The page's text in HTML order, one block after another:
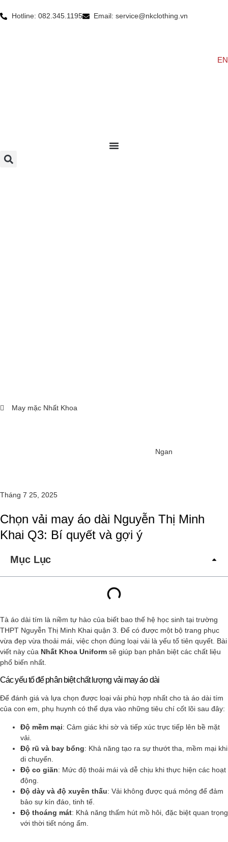
Hotline: 082.345.1195 Email: service@nkclothing.vn
EN
May mặc Nhất Khoa
Ngan
Tháng 7 25, 2025
Chọn vải may áo dài Nguyễn Thị Minh
Khai Q3: Bí quyết và gợi ý
Mục Lục
Tà áo dài tím là niềm tự hào của biết bao thế hệ học sinh tại trường
THPT Nguyễn Thị Minh Khai quận 3. Để có được một bộ trang phục
vừa đẹp vừa thoải mái, việc chọn đúng loại vải là yếu tố tiên quyết. Bài
viết này của Nhất Khoa Uniform sẽ giúp bạn phân biệt các chất liệu
phổ biến nhất.
Các yếu tố để phân biệt chất lượng vải may áo dài
Để đánh giá và lựa chọn được loại vải phù hợp nhất cho tà áo dài tím
của con em, phụ huynh có thể dựa vào những tiêu chí cốt lõi sau đây:
Độ mềm mại: Cảm giác khi sờ và tiếp xúc trực tiếp lên bề mặt
vải.
Độ rũ và bay bổng: Khả năng tạo ra sự thướt tha, mềm mại khi
di chuyển.
Độ co giãn: Mức độ thoải mái và dễ chịu khi thực hiện các hoạt
động.
Độ dày và độ xuyên thấu: Vải không được quá mỏng để đảm
bảo sự kín đáo, tinh tế.
Độ thoáng mát: Khả năng thấm hút mồ hôi, đặc biệt quan trọng
với thời tiết nóng ẩm.